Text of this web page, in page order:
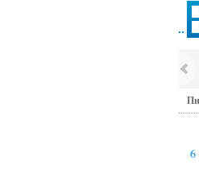
Пн
6